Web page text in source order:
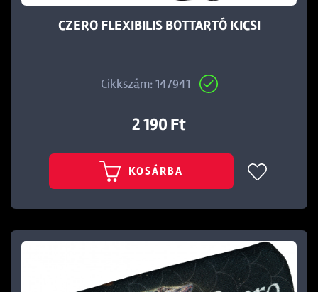
CZERO FLEXIBILIS BOTTARTÓ KICSI
Cikkszám: 147941
2 190 Ft
KOSÁRBA